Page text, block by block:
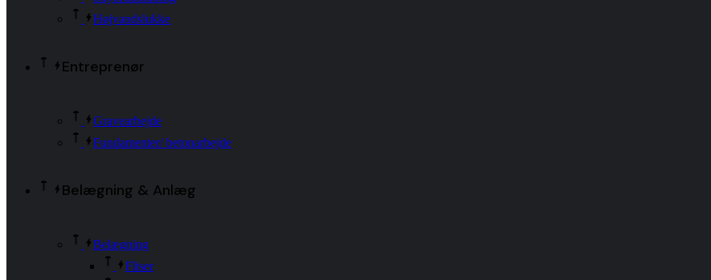
Højvandslukke
Entreprenør
Gravearbejde
Fundamenter/ betonarbejde
Belægning & Anlæg
Belægning
Fliser